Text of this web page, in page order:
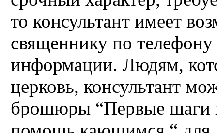
то консультант имеет
священнику по
информации. Людям,
церковь, консультант
брошюры “Первые шаги